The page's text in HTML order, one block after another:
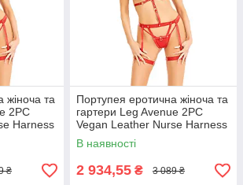
жіноча та
2PC
Harness
Red M
₴
Портупея еротична жіноча та
гартери Leg Avenue 2PC
Vegan Leather Nurse Harness
Teddy and Headband Red L
В наявності
2 934,55 ₴ 3 089 ₴